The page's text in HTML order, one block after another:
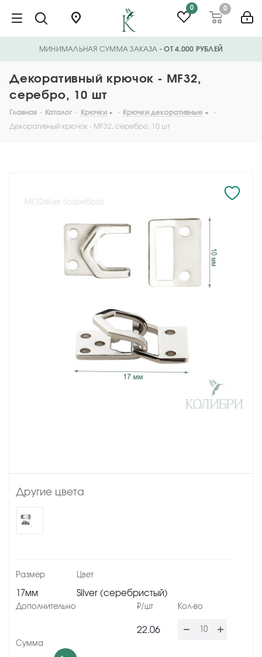
0 0
МИНИМАЛЬНАЯ СУММА ЗАКАЗА - ОТ 4.000 РУБЛЕЙ
Декоративный крючок - MF32,
серебро, 10 шт
Главная - Каталог - Крючки - Крючки декоративные
-
Декоративный крючок - MF32, серебро, 10 шт
Другие цвета
17мм Silver (серебристый)
22.06